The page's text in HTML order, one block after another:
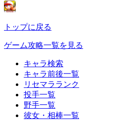
トップに戻る
ゲーム攻略一覧を見る
キャラ検索
キャラ前後一覧
リセマラランク
投手一覧
野手一覧
彼女・相棒一覧